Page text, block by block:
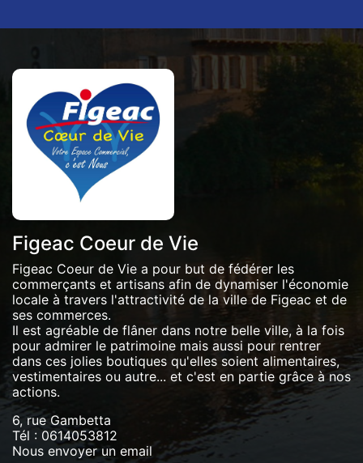
Figeac Coeur de Vie
Figeac Coeur de Vie a pour but de fédérer les
commerçants et artisans afin de dynamiser l'économie
locale à travers l'attractivité de la ville de Figeac et de
ses commerces.
Il est agréable de flâner dans notre belle ville, à la fois
pour admirer le patrimoine mais aussi pour rentrer
dans ces jolies boutiques qu'elles soient alimentaires,
vestimentaires ou autre... et c'est en partie grâce à nos
actions.
6, rue Gambetta
Tél : 0614053812
Nous envoyer un email